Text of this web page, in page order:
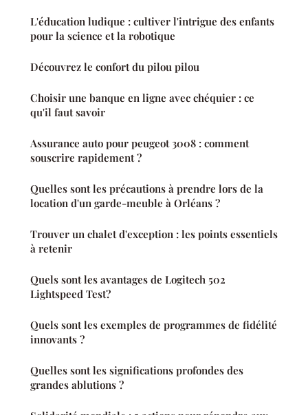
L'éducation ludique : cultiver l'intrigue des enfants
pour la science et la robotique
Découvrez le confort du pilou pilou
Choisir une banque en ligne avec chéquier : ce
qu'il faut savoir
Assurance auto pour peugeot 3008 : comment
souscrire rapidement ?
Quelles sont les précautions à prendre lors de la
location d'un garde-meuble à Orléans ?
Trouver un chalet d'exception : les points essentiels
à retenir
Quels sont les avantages de Logitech 502
Lightspeed Test?
Quels sont les exemples de programmes de fidélité
innovants ?
Quelles sont les significations profondes des
grandes ablutions ?